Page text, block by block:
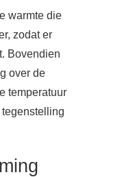
warmte die
zodat er
Bovendien
over de
temperatuur